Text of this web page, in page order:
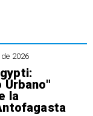
2026
Urbano"
la